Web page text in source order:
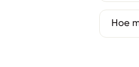
Hoe